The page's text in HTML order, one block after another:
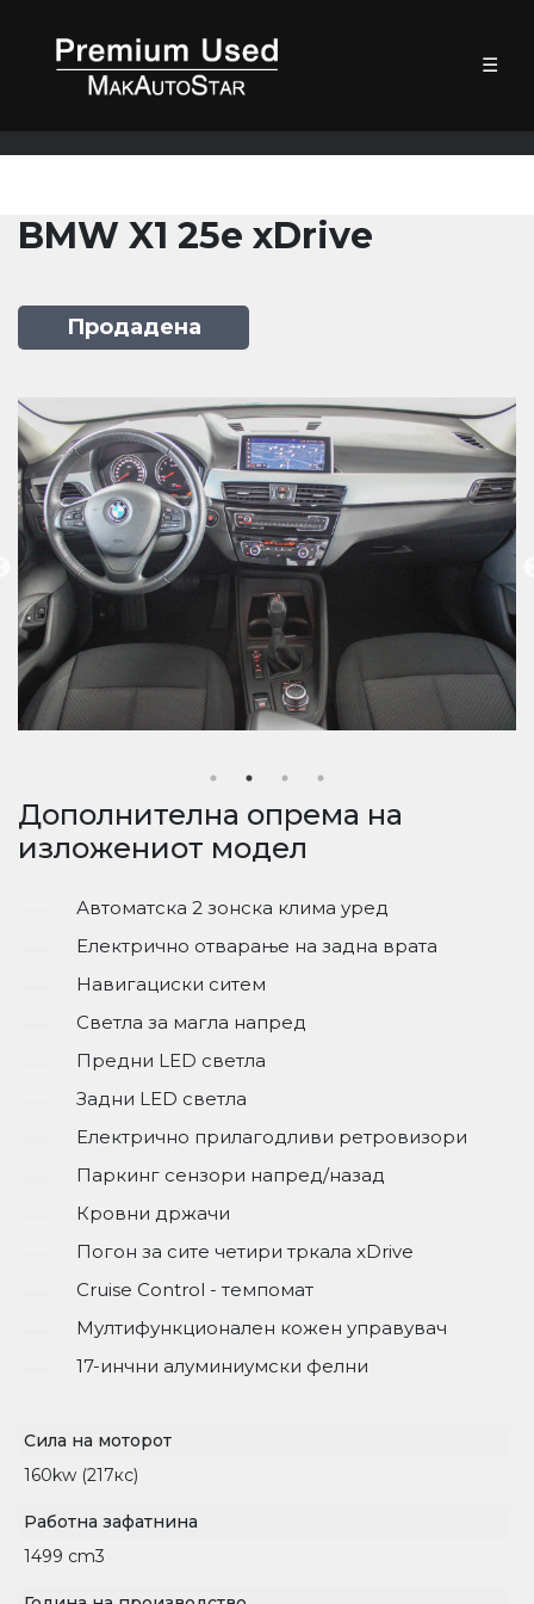
☰
BMW X1 25e xDrive
Продадена
Дополнителна опрема на
изложениот модел
Автоматска 2 зонска клима уред
Електрично отварање на задна врата
Навигациски ситем
Светла за магла напред
Предни LED светла
Задни LED светла
Електрично прилагодливи ретровизори
Паркинг сензори напред/назад
Кровни држачи
Погон за сите четири тркала xDrive
Cruise Control - темпомат
Мултифункционален кожен управувач
17-инчни алуминиумски фелни
Сила на моторот
160kw (217кс)
Работна зафатнина
1499 cm3